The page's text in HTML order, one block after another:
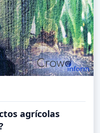
agrícolas